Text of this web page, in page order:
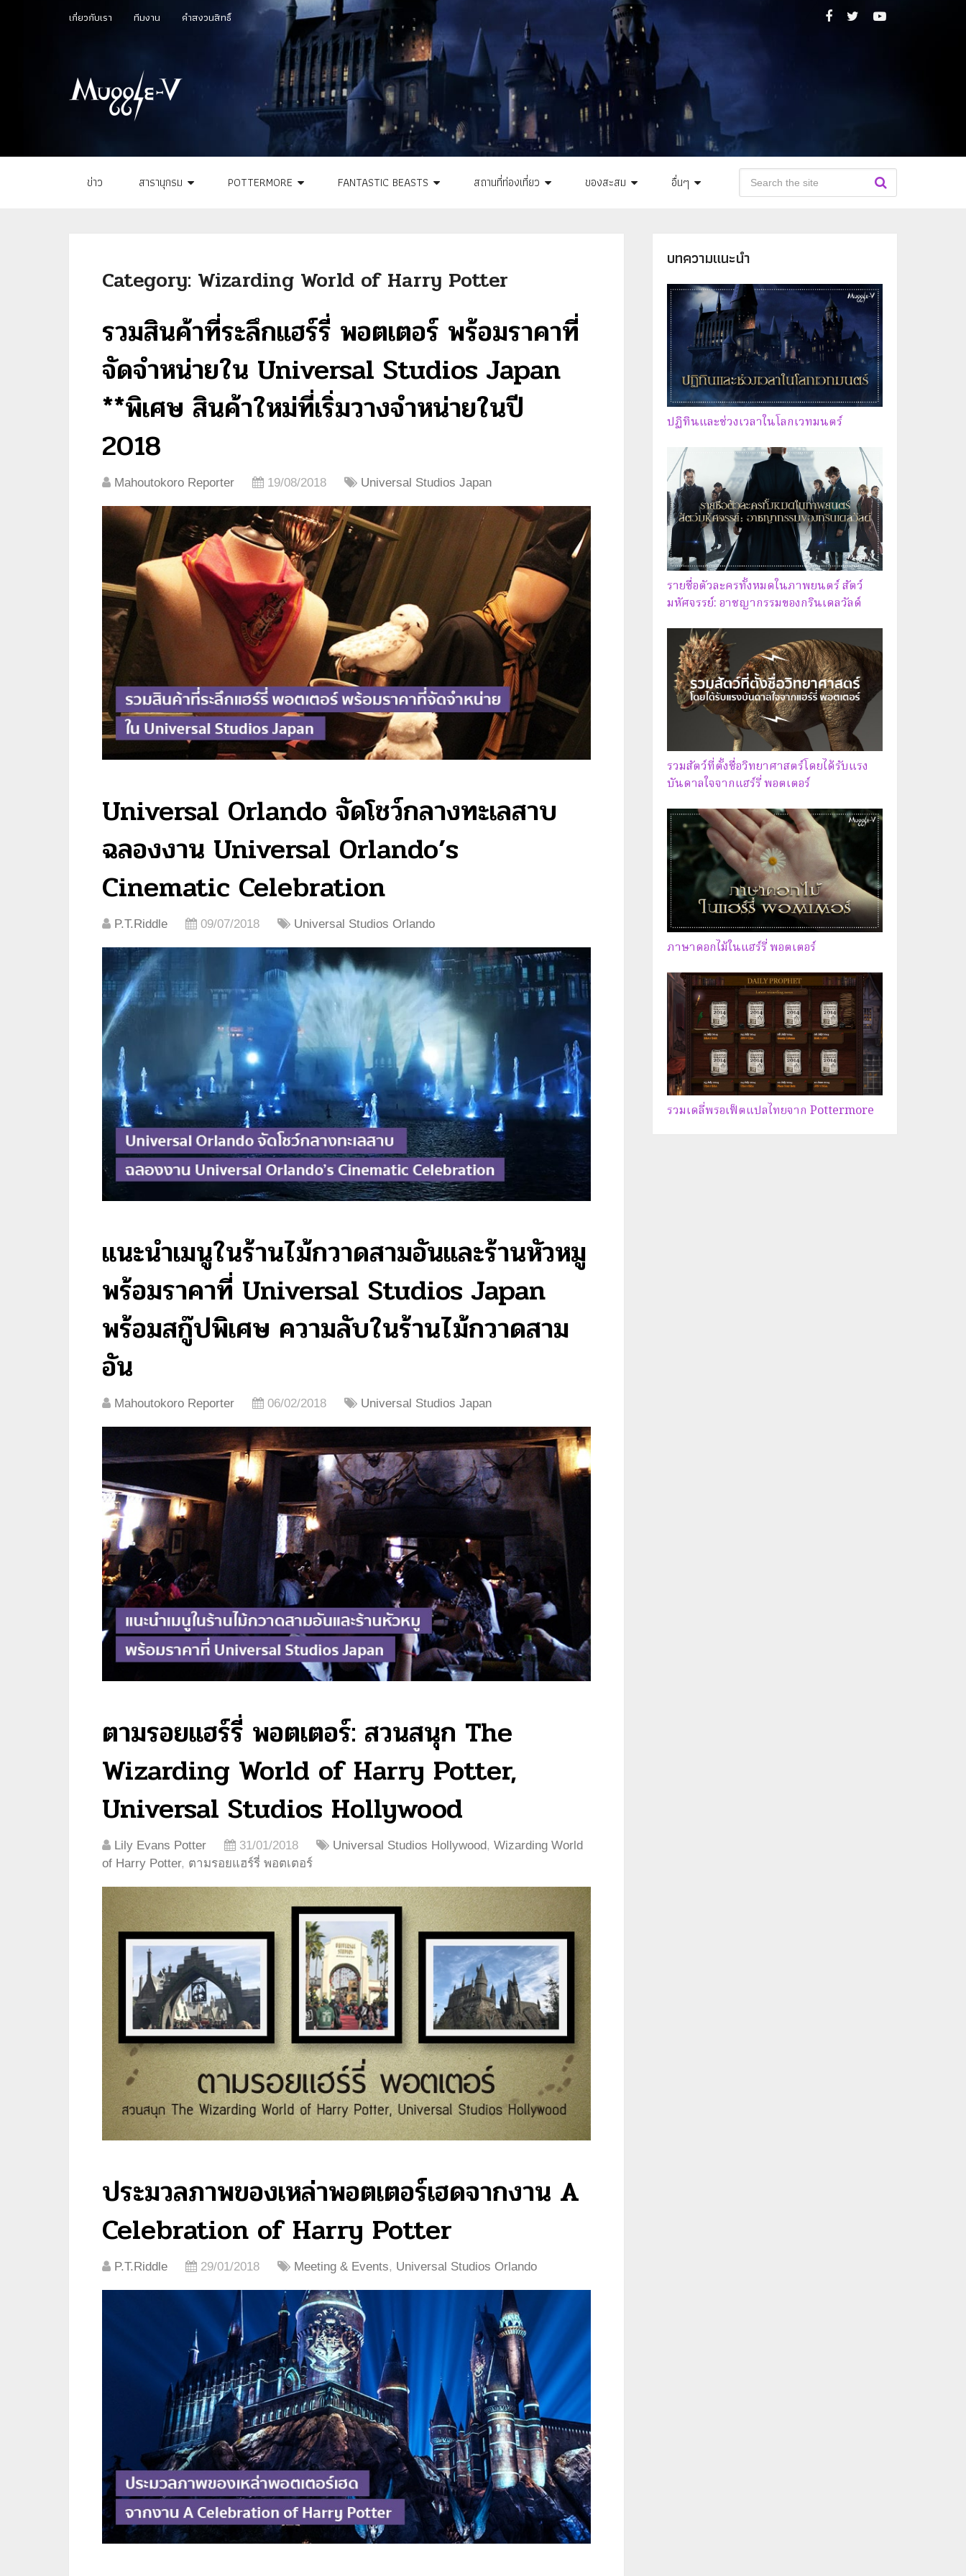
เกี่ยวกับเรา ทีมงาน คำสงวนสิทธิ์
ข่าว สารานุกรม POTTERMORE FANTASTIC BEASTS สถานที่ท่องเที่ยว ของสะสม อื่นๆ
Category: Wizarding World of Harry Potter
รวมสินค้าที่ระลึกแฮร์รี่ พอตเตอร์ พร้อมราคาที่
จัดจำหน่ายใน Universal Studios Japan
**พิเศษ สินค้าใหม่ที่เริ่มวางจำหน่ายในปี
2018
Mahoutokoro Reporter 19/08/2018 Universal Studios Japan
Universal Orlando จัดโชว์กลางทะเลสาบ
ฉลองงาน Universal Orlando’s
Cinematic Celebration
P.T.Riddle 09/07/2018 Universal Studios Orlando
แนะนำเมนูในร้านไม้กวาดสามอันและร้านหัวหมู
พร้อมราคาที่ Universal Studios Japan
พร้อมสกู๊ปพิเศษ ความลับในร้านไม้กวาดสาม
อัน
Mahoutokoro Reporter 06/02/2018 Universal Studios Japan
ตามรอยแฮร์รี่ พอตเตอร์: สวนสนุก The
Wizarding World of Harry Potter,
Universal Studios Hollywood
Lily Evans Potter 31/01/2018 Universal Studios Hollywood, Wizarding World
of Harry Potter, ตามรอยแฮร์รี่ พอตเตอร์
ประมวลภาพของเหล่าพอตเตอร์เฮดจากงาน A
Celebration of Harry Potter
P.T.Riddle 29/01/2018 Meeting & Events, Universal Studios Orlando
บทความแนะนำ
ปฏิทินและช่วงเวลาในโลกเวทมนตร์
รายชื่อตัวละครทั้งหมดในภาพยนตร์ สัตว์
มหัศจรรย์: อาชญากรรมของกรินเดลวัลด์
รวมสัตว์ที่ตั้งชื่อวิทยาศาสตร์โดยได้รับแรง
บันดาลใจจากแฮร์รี่ พอตเตอร์
ภาษาดอกไม้ในแฮร์รี่ พอตเตอร์
รวมเดลี่พรอเฟ็ตแปลไทยจาก Pottermore